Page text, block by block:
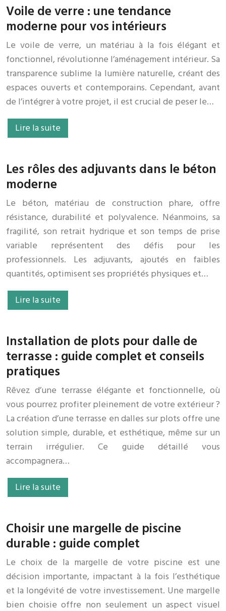
Voile de verre : une tendance
moderne pour vos intérieurs
Le voile de verre, un matériau à la fois élégant et
fonctionnel, révolutionne l’aménagement intérieur. Sa
transparence sublime la lumière naturelle, créant des
espaces ouverts et contemporains. Cependant, avant
de l’intégrer à votre projet, il est crucial de peser le…
Lire la suite
Les rôles des adjuvants dans le béton
moderne
Le béton, matériau de construction phare, offre
résistance, durabilité et polyvalence. Néanmoins, sa
fragilité, son retrait hydrique et son temps de prise
variable représentent des défis pour les
professionnels. Les adjuvants, ajoutés en faibles
quantités, optimisent ses propriétés physiques et…
Lire la suite
Installation de plots pour dalle de
terrasse : guide complet et conseils
pratiques
Rêvez d’une terrasse élégante et fonctionnelle, où
vous pourrez profiter pleinement de votre extérieur ?
La création d’une terrasse en dalles sur plots offre une
solution simple, durable, et esthétique, même sur un
terrain irrégulier. Ce guide détaillé vous
accompagnera…
Lire la suite
Choisir une margelle de piscine
durable : guide complet
Le choix de la margelle de votre piscine est une
décision importante, impactant à la fois l’esthétique
et la longévité de votre investissement. Une margelle
bien choisie offre non seulement un aspect visuel